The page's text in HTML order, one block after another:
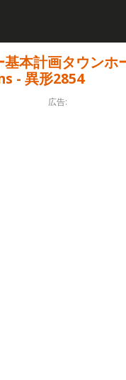
本計画タウンホ
- 異形2854
広告: